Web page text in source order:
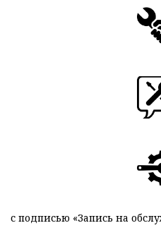
с подписью «Запись на